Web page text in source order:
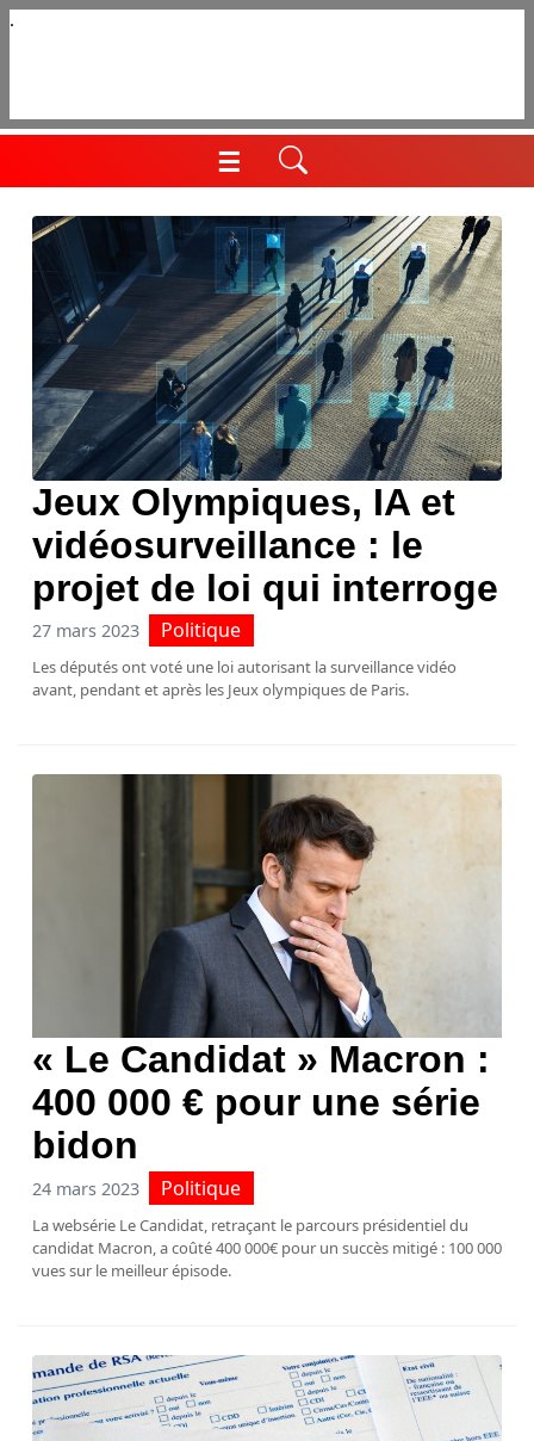
Aller
☰
Menu
Jeux Olympiques, IA et
vidéosurveillance : le
projet de loi qui interroge
27 mars 2023 Politique
Les députés ont voté une loi autorisant la surveillance vidéo
avant, pendant et après les Jeux olympiques de Paris.
« Le Candidat » Macron :
400 000 € pour une série
bidon
24 mars 2023 Politique
La websérie Le Candidat, retraçant le parcours présidentiel du
candidat Macron, a coûté 400 000€ pour un succès mitigé : 100 000
vues sur le meilleur épisode.